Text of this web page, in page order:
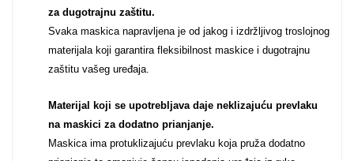
za dugotrajnu zaštitu.
Svaka maskica napravljena je od jakog i izdržljivog troslojnog
materijala koji garantira fleksibilnost maskice i dugotrajnu
zaštitu vašeg uređaja.
Materijal koji se upotrebljava daje neklizajuću prevlaku
na maskici za dodatno prianjanje.
Maskica ima protuklizajuću prevlaku koja pruža dodatno
Monogrami
Za njega Za nju